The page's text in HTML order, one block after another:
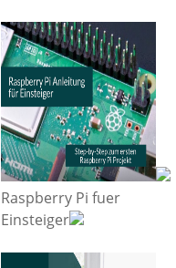
Raspberry Pi fuer
Einsteiger